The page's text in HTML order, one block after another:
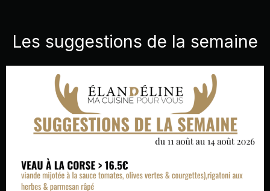
Les suggestions de la semaine